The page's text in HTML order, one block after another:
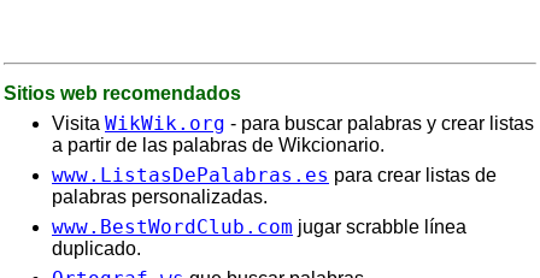
Sitios web recomendados
Visita WikWik.org - para buscar palabras y crear listas
a partir de las palabras de Wikcionario.
www.ListasDePalabras.es para crear listas de
palabras personalizadas.
www.BestWordClub.com jugar scrabble línea
duplicado.